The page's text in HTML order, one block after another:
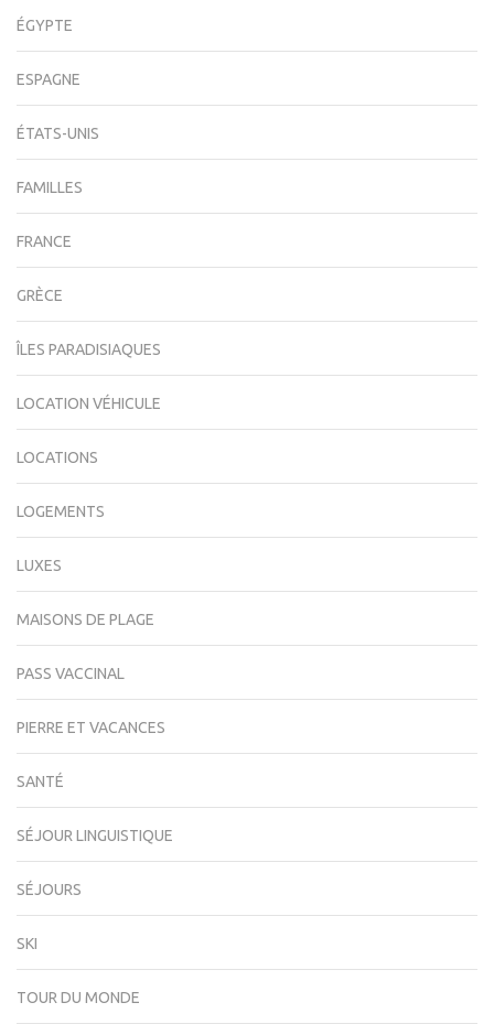
ÉGYPTE
ESPAGNE
ÉTATS-UNIS
FAMILLES
FRANCE
GRÈCE
ÎLES PARADISIAQUES
LOCATION VÉHICULE
LOCATIONS
LOGEMENTS
LUXES
MAISONS DE PLAGE
PASS VACCINAL
PIERRE ET VACANCES
SANTÉ
SÉJOUR LINGUISTIQUE
SÉJOURS
SKI
TOUR DU MONDE